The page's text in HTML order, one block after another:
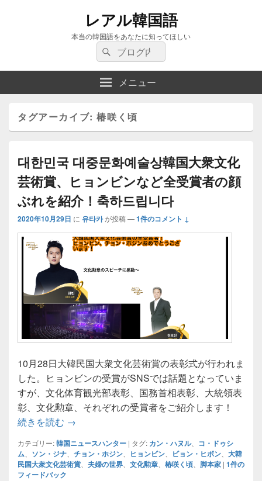
レアル韓国語
本当の韓国語をあなたに知ってほしい
検
索:
検
索
メニュー
タグアーカイブ:椿咲く頃
대한민국 대중문화예술상韓国大衆文化
芸術賞、ヒョンビンなど全受賞者の顔
ぶれを紹介！축하드립니다
2020年10月29日 に 유타카が投稿 —1件のコメント ↓
10月28日大韓民国大衆文化芸術賞の表彰式が行われま
した。ヒョンビンの受賞がSNSでは話題となっていま
すが、文化体育観光部表彰、国務首相表彰、大統領表
彰、文化勲章、それぞれの受賞者をご紹介します！
続きを読む 대한민국 대중문화예술상韓国大衆文化芸術
→
カテゴリー:韓国ニュースハンター | タグ: カン・ハヌル、 コ・ドゥシ
ム、 ソン・ジナ、 チョン・ホジン、 ヒョンビン、 ビョン・ヒボン、 大韓
民国大衆文化芸術賞、 夫婦の世界、 文化勲章、 椿咲く頃、 脚本家 | 1件の
フィードバック